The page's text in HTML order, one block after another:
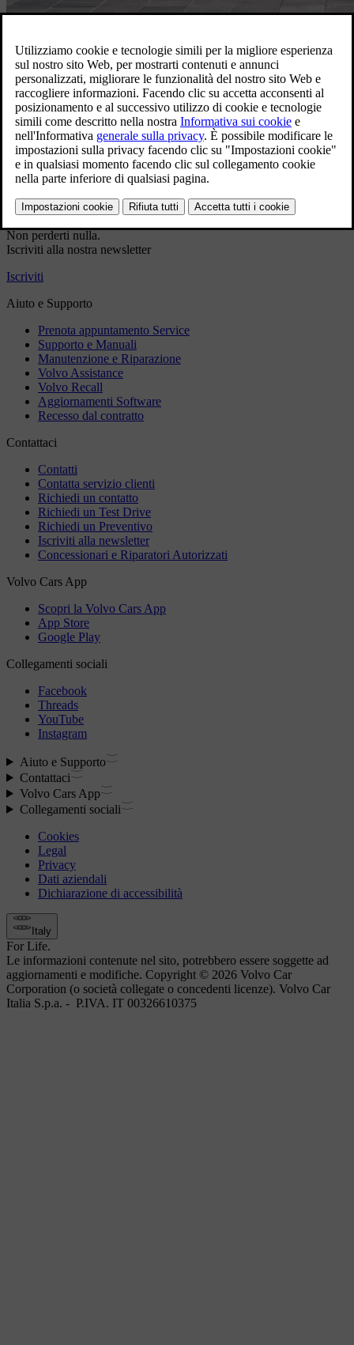
Accedi per prenotare il tuo
servizio
Dati di contatto precompilati
Dati VIN precompilati (se applicabile)
Prenotazione più rapida
Accedi